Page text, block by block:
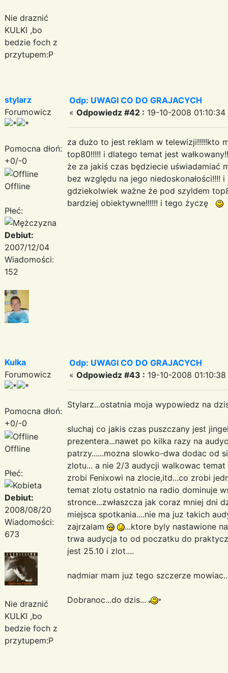
Nie draznić
KULKI ,bo
bedzie foch z
przytupem:P
stylarz
Forumowicz
Pomocna dłoń:
+0/-0
Offline
Płeć:
Debiut:
2007/12/04
Wiadomości:
152
Odp: UWAGI CO DO GRAJACYCH
« Odpowiedz #42 : 19-10-2008 01:10:34
za dużo to jest reklam w telewizji!!!!!kto
top80!!!!! i dlatego temat jest
że za jakiś czas będziecie uświadamiać
bez względu na jego
gdziekolwiek ważne że pod szyldem
bardziej obiektywne!!!!!! i tego życzę
Kulka
Forumowicz
Pomocna dłoń:
+0/-0
Offline
Płeć:
Debiut:
2008/08/20
Wiadomości:
673
Nie draznić
KULKI ,bo
bedzie foch z
przytupem:P
Odp: UWAGI CO DO GRAJACYCH
« Odpowiedz #43 : 19-10-2008 01:10:38
Stylarz...ostatnia moja wypowiedz na
sluchaj co jakis czas puszczany jest
prezentera...nawet po kilka razy na
patrzy......mozna slowko-dwa dodac od
zlotu... a nie 2/3 audycji walkowac
zrobi Fenixowi na zlocie,itd...co zrobi
temat zlotu ostatnio na radio dominuje
stronce...zwłaszcza jak coraz mniej dni
miejsca spotkania....nie ma juz takich
zajrzalam
...ktore byly nastawione
trwa audycja to od poczatku do
jest 25.10 i zlot....
nadmiar mam juz tego szczerze
Dobranoc...do dzis...